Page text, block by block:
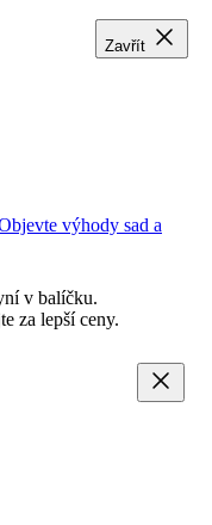
výhody sad a
v balíčku.
za lepší ceny.
Zavřít
Zavřít
Zavřít